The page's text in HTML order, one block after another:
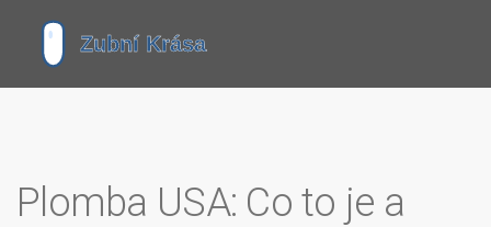
Plomba USA: Co to je a